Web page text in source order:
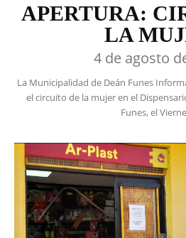
APERTURA:
LA
4 de agosto
La Municipalidad de Deán Funes
el circuito de la mujer en el
Funes, el